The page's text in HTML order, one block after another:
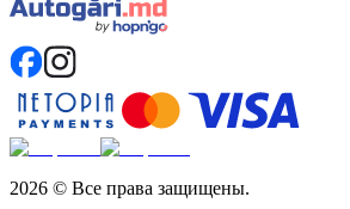
2026 © Все права защищены.